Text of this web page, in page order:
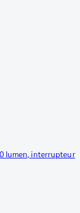
lumen, interrupteur